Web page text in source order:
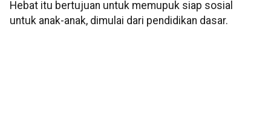
Hebat itu bertujuan untuk memupuk siap sosial
untuk anak-anak, dimulai dari pendidikan dasar.